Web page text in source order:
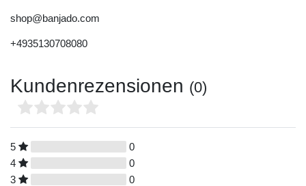
shop@banjado.com
+4935130708080
Kundenrezensionen (0)
5
0
4
0
3
0